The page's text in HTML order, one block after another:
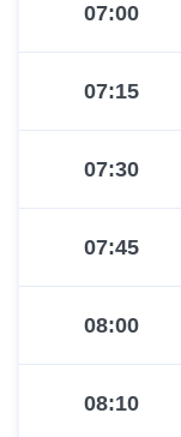
07:00
07:15
07:30
07:45
08:00
08:10